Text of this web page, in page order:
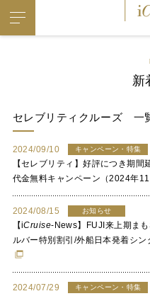
新
セレブリティクルーズ 一
2024/09/10 キャンペーン・特集
【セレブリティ】好評につき期
代金無料キャンペーン（2024年11
2024/08/15 お知らせ
【iCruise-News】FUJI来上期ま
ルバー特別割引/外船日本発着シ
2024/07/29 キャンペーン・特集